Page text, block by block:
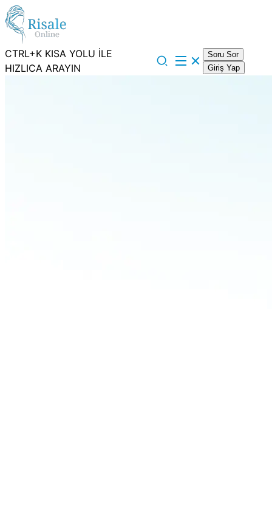
CTRL+K KISA YOLU İLE
HIZLICA ARAYIN
Soru Sor
Giriş Yap